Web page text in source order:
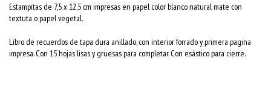
Estampitas de 7,5 x 12,5 cm impresas en papel color blanco natural mate con
textuta o papel vegetal.
Libro de recuerdos de tapa dura anillado, con interior forrado y primera pagina
impresa. Con 15 hojas lisas y gruesas para completar. Con esástico para cierre.